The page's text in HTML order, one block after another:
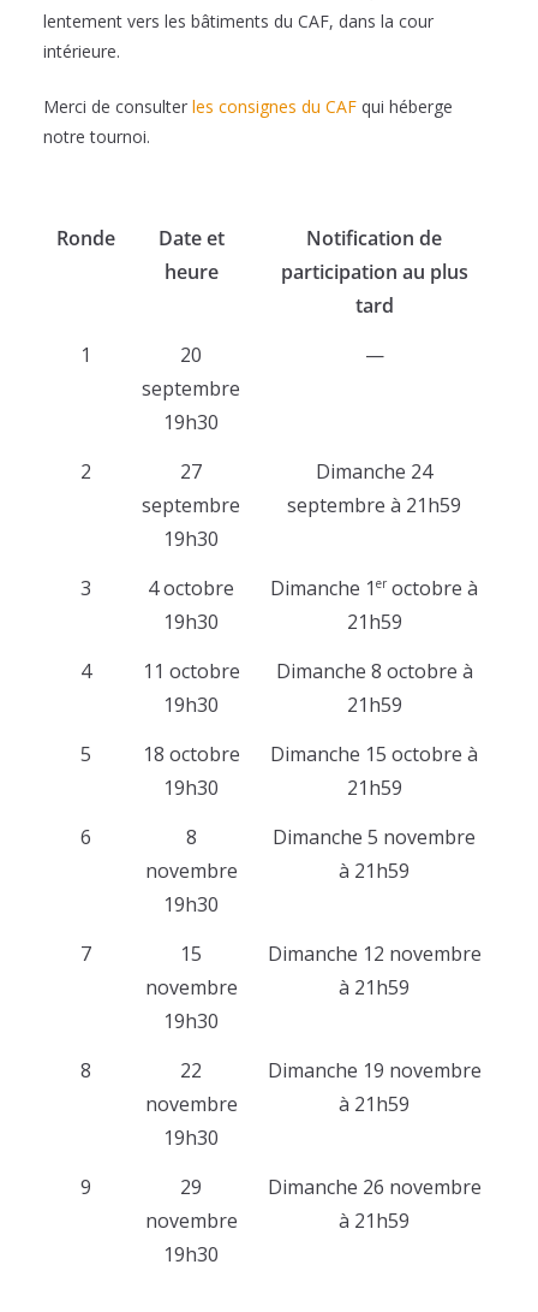
lentement vers les bâtiments du CAF, dans la cour
intérieure.
Merci de consulter les consignes du CAF qui héberge
notre tournoi.
Ronde
Date et
heure
Notification de
participation au plus
tard
1
20
septembre
19h30
—
2
27
septembre
19h30
Dimanche 24
septembre à 21h59
3
4 octobre
19h30
Dimanche 1 er octobre à
21h59
4
11 octobre
19h30
Dimanche 8 octobre à
21h59
5
18 octobre
19h30
Dimanche 15 octobre à
21h59
6
8
novembre
19h30
Dimanche 5 novembre
à 21h59
7
15
novembre
19h30
Dimanche 12 novembre
à 21h59
8
22
novembre
19h30
Dimanche 19 novembre
à 21h59
9
29
novembre
19h30
Dimanche 26 novembre
à 21h59